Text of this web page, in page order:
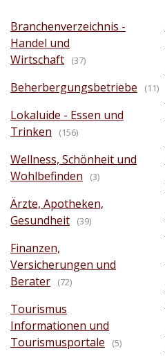
Branchenverzeichnis -
Handel und
Wirtschaft
(37)
Beherbergungsbetriebe (11)
Lokaluide - Essen und
Trinken
(156)
Wellness, Schönheit und
Wohlbefinden
(3)
Ärzte, Apotheken,
Gesundheit
(39)
Finanzen,
Versicherungen und
Berater
(72)
Tourismus
Informationen und
Tourismusportale
(5)